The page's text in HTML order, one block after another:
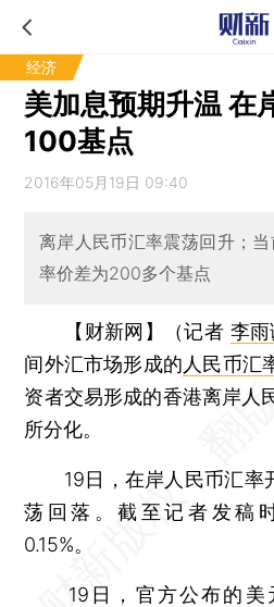
经济
美加息预期升温 在
100基点
2016年05月19日 09:40
离岸人民币汇率震荡回升；
率价差为200多个基点
【财新网】（记者 李雨
间外汇市场形成的 人民币汇
资者交易形成的香港离岸人
所分化。
19日，在岸人民币汇率
荡回落。截至记者发稿
0.15%。
19日，官方公布的美